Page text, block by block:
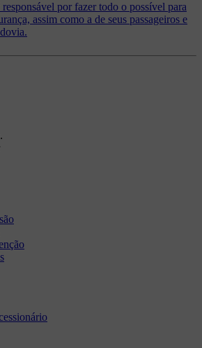
por fazer todo o possível para
assim como a de seus passageiros e